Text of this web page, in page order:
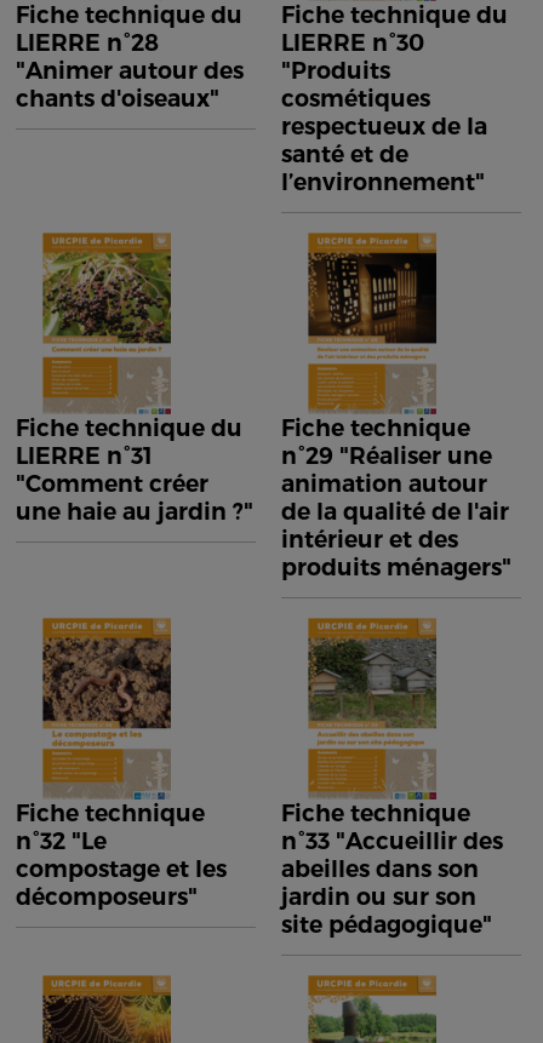
Fiche technique du
LIERRE n°28
"Animer autour des
chants d'oiseaux"
Fiche technique du
LIERRE n°30
"Produits
cosmétiques
respectueux de la
santé et de
l’environnement"
Fiche technique du
LIERRE n°31
"Comment créer
une haie au jardin ?"
Fiche technique
n°29 "Réaliser une
animation autour
de la qualité de l'air
intérieur et des
produits ménagers"
Fiche technique
n°32 "Le
compostage et les
décomposeurs"
Fiche technique
n°33 "Accueillir des
abeilles dans son
jardin ou sur son
site pédagogique"